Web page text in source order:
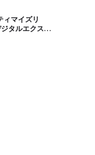
マイズリ
タルエクスペ
年に業界